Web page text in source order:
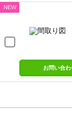
NEW
お問い合